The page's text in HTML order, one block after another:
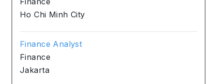
Ho Chi Minh City
Finance Analyst
Finance
Jakarta